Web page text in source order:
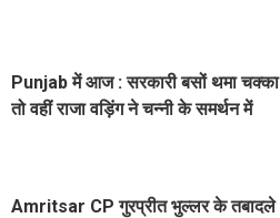
Punjab में आज : सरकारी बसों थमा चक्का
तो वहीं राजा वड़िंग ने चन्नी के समर्थन में
Amritsar CP गुरप्रीत भुल्लर के तबादले